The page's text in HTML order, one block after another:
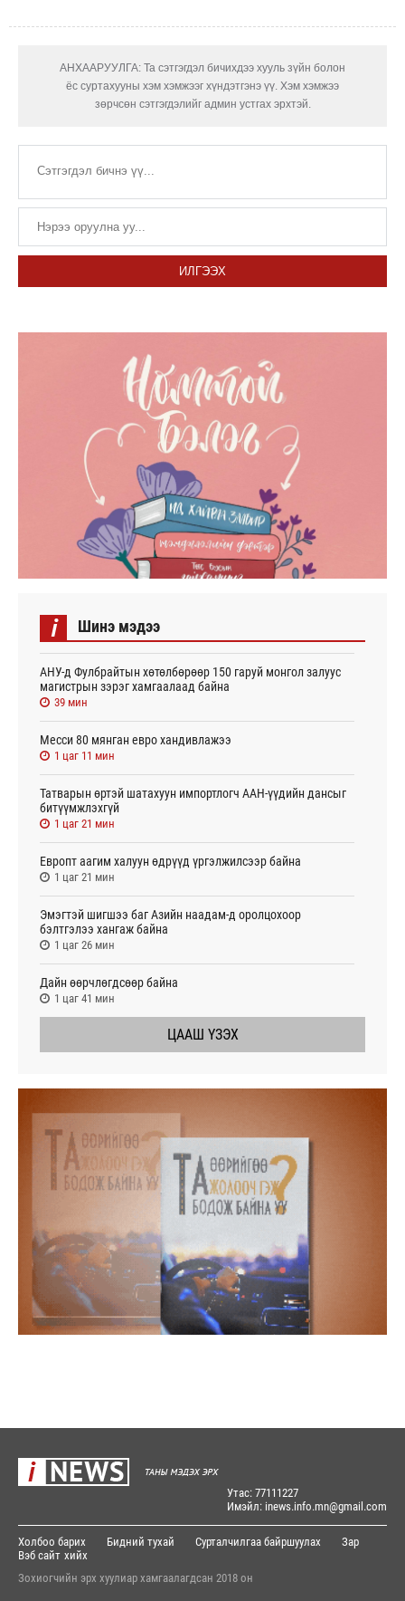
АНХААРУУЛГА: Та сэтгэгдэл бичихдээ хууль зүйн болон
ёс суртахууны хэм хэмжээг хүндэтгэнэ үү. Хэм хэмжээ
зөрчсөн сэтгэгдэлийг админ устгах эрхтэй.
ИЛГЭЭХ
i Шинэ мэдээ
АНУ-д Фулбрайтын хөтөлбөрөөр 150 гаруй монгол залуус
магистрын зэрэг хамгаалаад байна
39 мин
Месси 80 мянган евро хандивлажээ
1 цаг 11 мин
Татварын өртэй шатахуун импортлогч ААН-үүдийн дансыг
битүүмжлэхгүй
1 цаг 21 мин
Европт аагим халуун өдрүүд үргэлжилсээр байна
1 цаг 21 мин
Эмэгтэй шигшээ баг Азийн наадам-д оролцохоор
бэлтгэлээ хангаж байна
1 цаг 26 мин
Дайн өөрчлөгдсөөр байна
1 цаг 41 мин
ЦААШ ҮЗЭХ
Утас: 77111227
Имэйл: inews.info.mn@gmail.com
Холбоо барих Бидний тухай Сурталчилгаа байршуулах
Зар
Вэб сайт хийх
Зохиогчийн эрх хуулиар хамгаалагдсан 2018 он